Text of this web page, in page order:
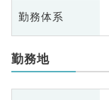
勤務体系
勤務地